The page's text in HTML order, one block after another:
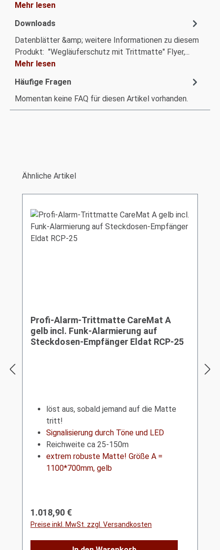
Mehr lesen
Downloads
Datenblätter &amp; weitere Informationen zu diesem
Produkt: "Wegläuferschutz mit Trittmatte" Flyer,...
Mehr lesen
Häufige Fragen
Momentan keine FAQ für diesen Artikel vorhanden.
Produktgalerie überspringen
Ähnliche Artikel
Profi-Alarm-Trittmatte CareMat A
gelb incl. Funk-Alarmierung auf
Steckdosen-Empfänger Eldat RCP-25
löst aus, sobald jemand auf die Matte
tritt!
Signalisierung durch Töne und LED
Reichweite ca 25-150m
extrem robuste Matte! Größe A =
1100*700mm, gelb
Regulärer Preis:
1.018,90 €
Preise inkl. MwSt. zzgl. Versandkosten